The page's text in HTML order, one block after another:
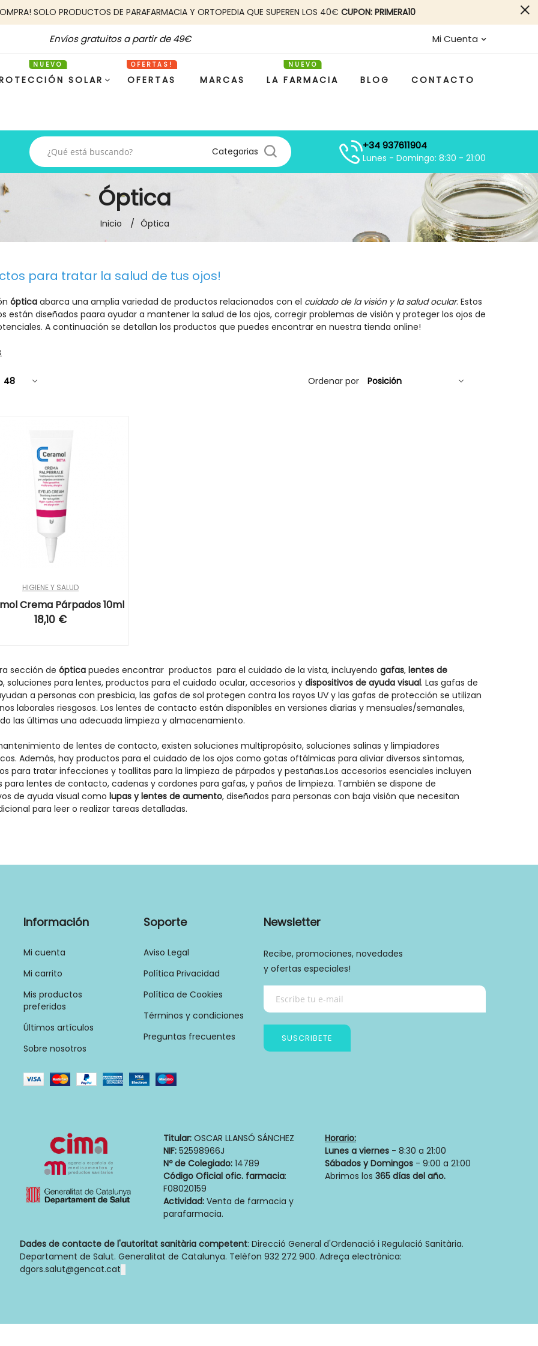
SOLO PRODUCTOS DE PARAFARMACIA Y ORTOPEDIA QUE SUPEREN LOS 40€ CUPON: PRIMERA10
Envíos gratuitos a partir de 49€ Mi Cuenta
SOLAR OFERTAS MARCAS LA FARMACIA BLOG CONTACTO
Categorias +34 937611904
Lunes - Domingo: 8:30 - 21:00
Óptica
Inicio Óptica
para tratar la salud de tus ojos!
óptica abarca una amplia variedad de productos relacionados con el cuidado de la visión y la salud ocular. Estos
están diseñados paara ayudar a mantener la salud de los ojos, corregir problemas de visión y proteger los ojos de
A continuación se detallan los productos que puedes encontrar en nuestra tienda online!
Ordenar por
HIGIENE Y SALUD
Crema Párpados 10ml
18,10 €
sección de óptica puedes encontrar productos para el cuidado de la vista, incluyendo gafas, lentes de
, soluciones para lentes, productos para el cuidado ocular, accesorios y dispositivos de ayuda visual. Las gafas de
a personas con presbicia, las gafas de sol protegen contra los rayos UV y las gafas de protección se utilizan
laborales riesgosos. Los lentes de contacto están disponibles en versiones diarias y mensuales/semanales,
las últimas una adecuada limpieza y almacenamiento.
de lentes de contacto, existen soluciones multipropósito, soluciones salinas y limpiadores
Además, hay productos para el cuidado de los ojos como gotas oftálmicas para aliviar diversos síntomas,
para tratar infecciones y toallitas para la limpieza de párpados y pestañas.Los accesorios esenciales incluyen
para lentes de contacto, cadenas y cordones para gafas, y paños de limpieza. También se dispone de
de ayuda visual como lupas y lentes de aumento, diseñados para personas con baja visión que necesitan
para leer o realizar tareas detalladas.
Información
Mi cuenta
Mi carrito
Mis productos
preferidos
Últimos artículos
Sobre nosotros
Soporte
Aviso Legal
Política Privacidad
Política de Cookies
Términos y condiciones
Preguntas frecuentes
Newsletter
Recibe, promociones, novedades
y ofertas especiales!
SUSCRIBETE
Política de privacidad
Titular: OSCAR LLANSÓ SÁNCHEZ
NIF: 52598966J
Nº de Colegiado: 14789
Código Oficial ofic. farmacia:
F08020159
Actividad: Venta de farmacia y
parafarmacia.
Horario:
Lunes a viernes - 8:30 a 21:00
Sábados y Domingos - 9:00 a 21:00
Abrimos los 365 días del año.
Dades de contacte de l'autoritat sanitària competent: Direcció General d'Ordenació i Regulació Sanitària.
Departament de Salut. Generalitat de Catalunya. Telèfon 932 272 900. Adreça electrònica:
dgors.salut@gencat.cat